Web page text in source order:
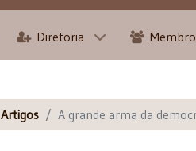
Diretoria
Artigos A grande arma da